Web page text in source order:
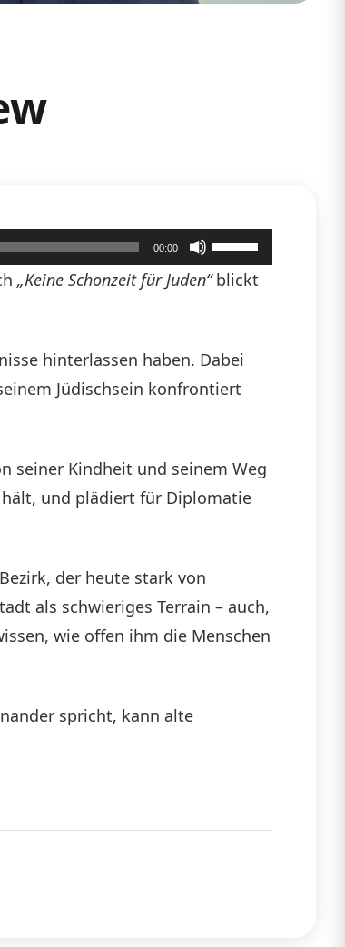
00:00
Pfeiltasten
Hoch/Runter
die
Lautstärke
„Keine Schonzeit für Juden“blickt
hinterlassen haben. Dabei
Jüdischsein konfrontiert
seiner Kindheit und seinem Weg
und plädiert für Diplomatie
der heute stark von
als schwieriges Terrain – auch,
wie offen ihm die Menschen
spricht, kann alte